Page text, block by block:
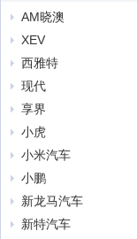
AM晓澳
XEV
西雅特
现代
享界
小虎
小米汽车
小鹏
新龙马汽车
新特汽车